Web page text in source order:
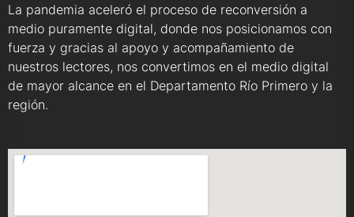
La pandemia aceleró el proceso de reconversión a
medio puramente digital, donde nos posicionamos con
fuerza y gracias al apoyo y acompañamiento de
nuestros lectores, nos convertimos en el medio digital
de mayor alcance en el Departamento Río Primero y la
región.